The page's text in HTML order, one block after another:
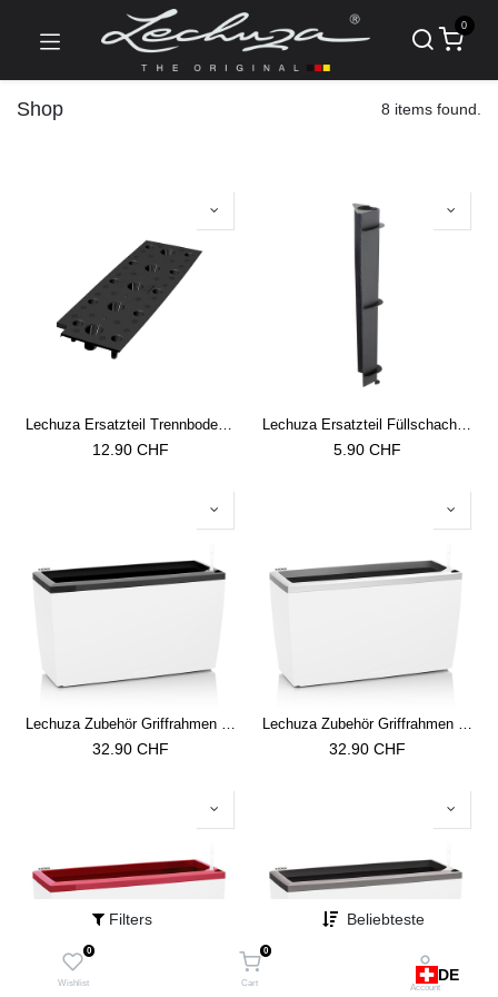
Filters Beliebteste
0
Wishlist
0
Cart Account
0
Shop 8 items found.
Lechuza Ersatzteil Trennboden zu Cararo Premium
12.90 CHF
Lechuza Ersatzteil Füllschacht zu Cararo Premium
5.90 CHF
Lechuza Zubehör Griffrahmen zu CARARO schwarz hochglanz
32.90 CHF
Lechuza Zubehör Griffrahmen zu CARARO silber metallic
32.90 CHF
DE